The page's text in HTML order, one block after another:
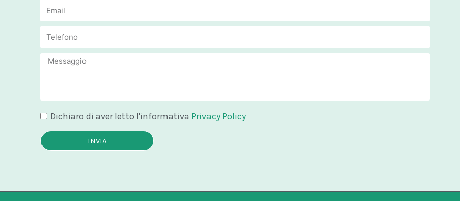
Email
Email
Message
Dichiaro di aver letto l'informativa Privacy Policy
INVIA